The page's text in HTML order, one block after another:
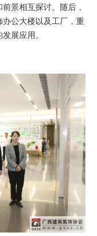
景相互探讨。随后，
公大楼以及工厂，重
展应用。